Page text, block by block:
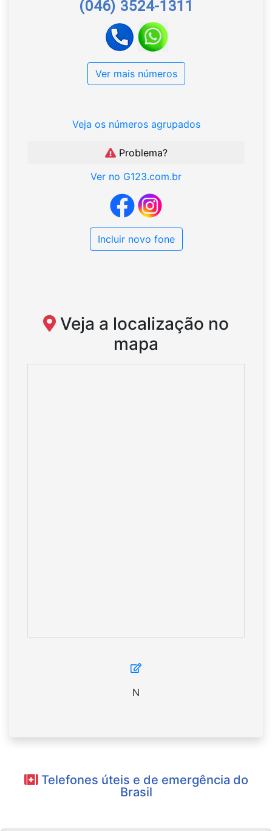
(046) 3524-1311
Ver mais números
Veja os números agrupados
Problema?
Ver no G123.com.br
Incluir novo fone
Veja a localização no
mapa
N
Telefones úteis e de emergência do
Brasil